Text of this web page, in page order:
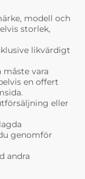
modell och
storlek,
likvärdigt
måste vara
en offert
eller
genomför
andra